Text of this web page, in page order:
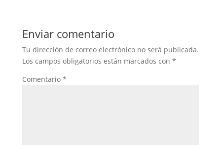
Enviar comentario
Tu dirección de correo electrónico no será publicada.
Los campos obligatorios están marcados con *
Comentario *